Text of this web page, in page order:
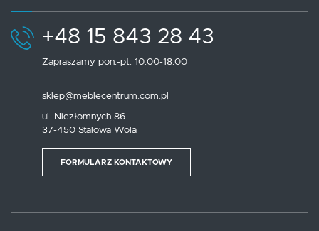
+48 15 843 28 43
Zapraszamy pon.-pt. 10.00-18.00
sklep@meblecentrum.com.pl
ul. Niezłomnych 86
37-450 Stalowa Wola
FORMULARZ KONTAKTOWY